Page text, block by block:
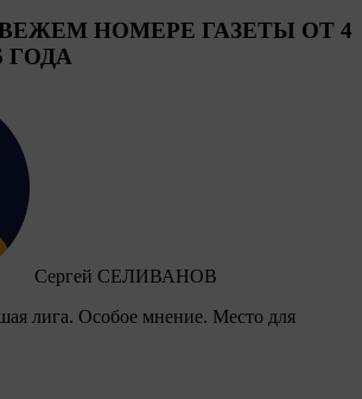
НОМЕРЕ ГАЗЕТЫ ОТ 4
ГОДА
Сергей СЕЛИВАНОВ
лига. Особое мнение. Место для